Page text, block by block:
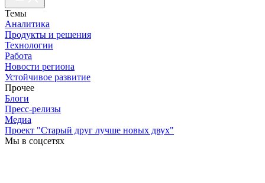
Темы
Аналитика
Продукты и решения
Технологии
Работа
Новости региона
Устойчивое развитие
Прочее
Блоги
Пресс-релизы
Медиа
Проект "Старый друг лучше новых двух"
Мы в соцсетях